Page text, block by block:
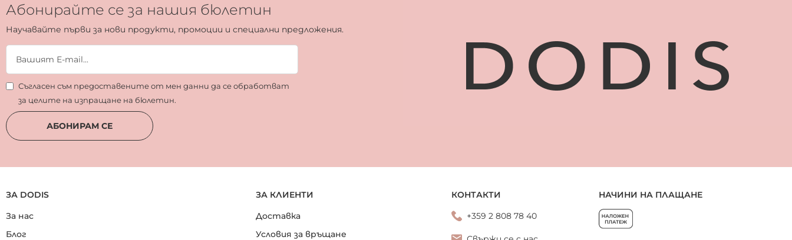
Абонирайте се за нашия бюлетин
Научавайте първи за нови продукти, промоции и специални предложения.
Съгласен съм предоставените от мен данни да се обработват
за целите на изпращане на бюлетин.
АБОНИРАМ СЕ
ЗА DODIS
За нас
Блог
ЗА КЛИЕНТИ
Доставка
Условия за връщане
КОНТАКТИ
+359 2 808 78 40
НАЧИНИ НА ПЛАЩАНЕ